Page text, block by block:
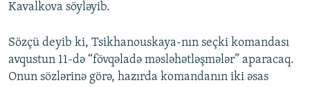
Kavalkova söyləyib.
Sözçü deyib ki, Tsikhanouskaya-nın seçki komandası
avqustun 11-də “fövqəladə məsləhətləşmələr” aparacaq.
Onun sözlərinə görə, hazırda komandanın iki əsas